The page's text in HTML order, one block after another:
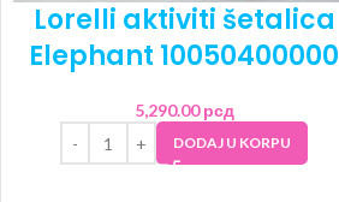
Lorelli aktiviti šetalica
Elephant 10050400000
5,290.00рсд
DODAJ U KORPU